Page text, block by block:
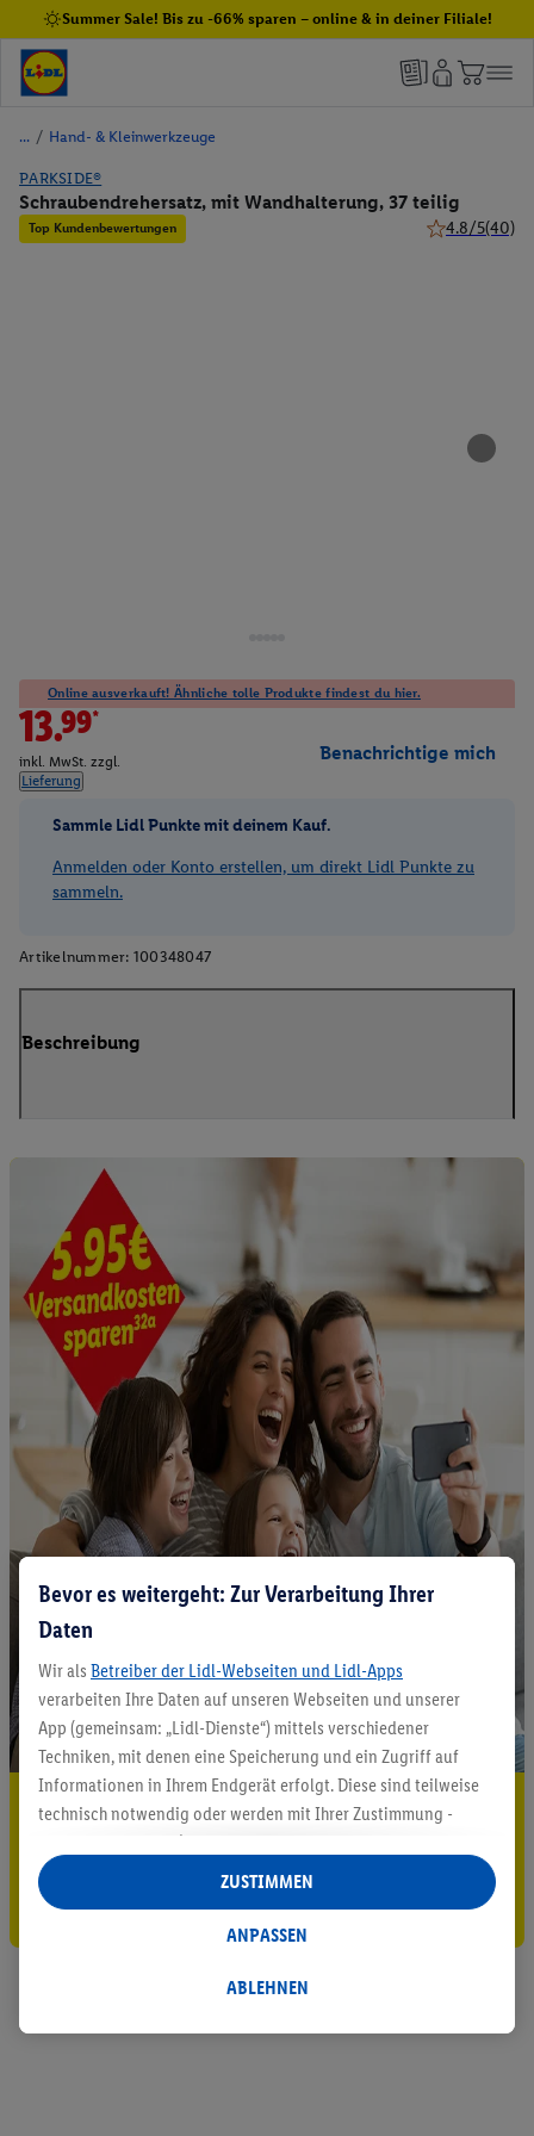
Summer Sale! Bis zu -66% sparen – online & in deiner Filiale!
/ Hand- & Kleinwerkzeuge
PARKSIDE®
Schraubendrehersatz, mit Wandhalterung, 37 teilig
Top Kundenbewertungen 4.8/5(40)
Online ausverkauft! Ähnliche tolle Produkte findest du hier.
13.99*
inkl. MwSt. zzgl.
Lieferung
Benachrichtige mich
Sammle Lidl Punkte mit deinem Kauf.
Anmelden oder Konto erstellen, um direkt Lidl Punkte zu
sammeln.
Artikelnummer: 100348047
Beschreibung
5.95 € Versand sparen³²ᵃ
Gutschein sichern!
Bevor es weitergeht: Zur Verarbeitung Ihrer
Daten
Wir als Betreiber der Lidl-Webseiten und Lidl-Apps
verarbeiten Ihre Daten auf unseren Webseiten und unserer
App (gemeinsam: „Lidl-Dienste“) mittels verschiedener
Techniken, mit denen eine Speicherung und ein Zugriff auf
Informationen in Ihrem Endgerät erfolgt. Diese sind teilweise
technisch notwendig oder werden mit Ihrer Zustimmung -
auch durch Partner (u.a.
Verantwortliche; im Zusammenhang mit dem IAB TCF
insgesamt
Statistik-Erstellung oder für personalisierte Werbung
Datenverarbeitungen für personalisierte Werbung werden
ABLEHNEN
ANPASSEN
ZUSTIMMEN